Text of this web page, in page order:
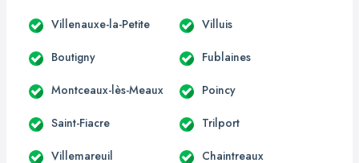
Villenauxe-la-Petite Villuis
Boutigny Fublaines
Montceaux-lès-Meaux Poincy
Saint-Fiacre Trilport
Villemareuil Chaintreaux